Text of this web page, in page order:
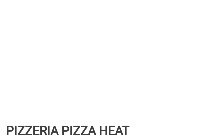
PIZZERIA PIZZA HEAT